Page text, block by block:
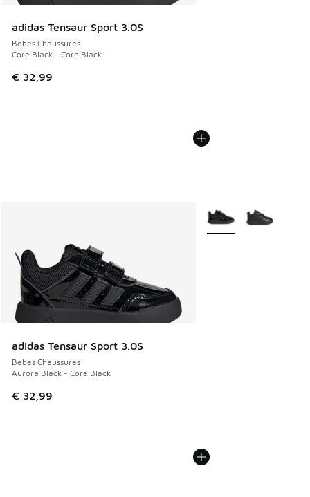
adidas Tensaur Sport 3.0S
Bebes Chaussures
Core Black - Core Black
€ 32,99
adidas Tensaur Sport 3.0S
Bebes Chaussures
Aurora Black - Core Black
€ 32,99
Plus de couleurs